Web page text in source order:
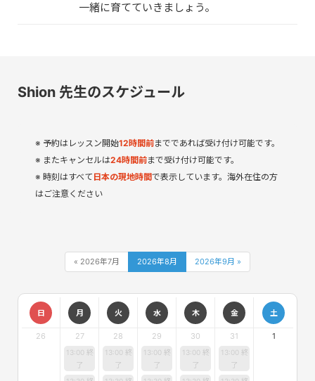
一緒に育てていきましょう。
Shion 先生のスケジュール
予約はレッスン開始12時間前までであれば受け付け可能です。
またキャンセルは24時間前まで受け付け可能です。
時刻はすべて 日本の現地時間で表示しています。海外在住の方
はご注意ください
« 2026年7月 2026年8月 2026年9月 »
日 月 火 水 木 金 土
26 27
13:00 終
了
28
13:00 終
了
29
13:00 終
了
30
13:00 終
了
31
13:00 終
了
1